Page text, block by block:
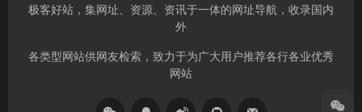
极客好站，集网址、资源、资讯于一体的网址导航，收录国内
外
各类型网站供网友检索，致力于为广大用户推荐各行各业优秀
网站